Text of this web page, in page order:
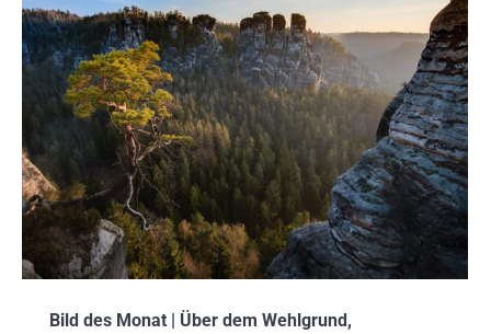
Bild des Monat | Über dem Wehlgrund,